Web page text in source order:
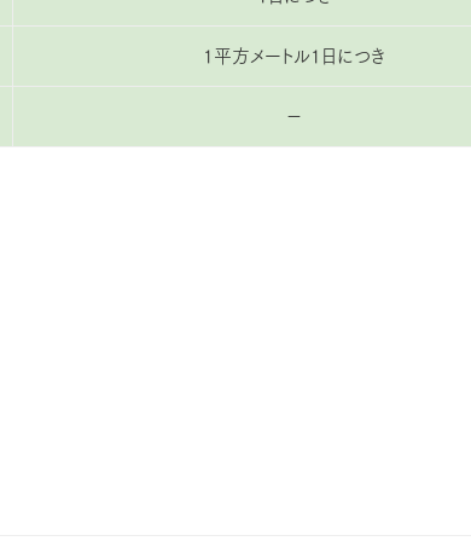
1平方メートル1日につき
－